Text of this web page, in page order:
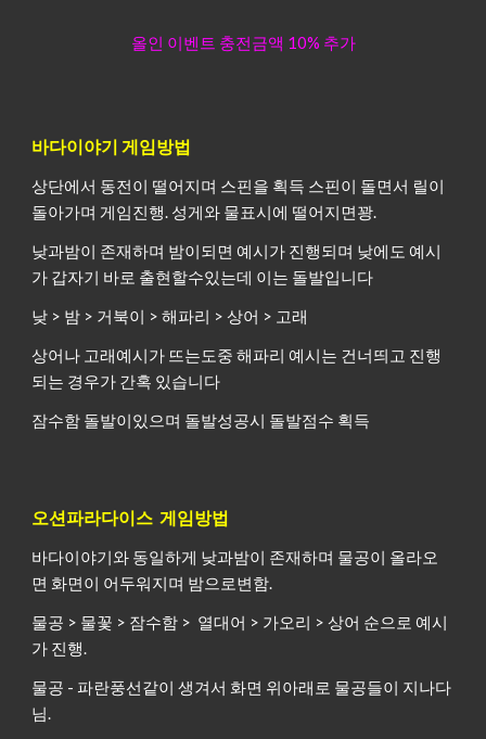
올인 이벤트 충전금액 10% 추가
바다이야기 게임방법
상단에서 동전이 떨어지며 스핀을 획득 스핀이 돌면서 릴이
돌아가며 게임진행. 성게와 물표시에 떨어지면꽝.
낮과밤이 존재하며 밤이되면 예시가 진행되며 낮에도 예시
가 갑자기 바로 출현할수있는데 이는 돌발입니다
낮 > 밤 > 거북이 > 해파리 > 상어 > 고래
상어나 고래예시가 뜨는도중 해파리 예시는 건너띄고 진행
되는 경우가 간혹 있습니다
잠수함 돌발이있으며 돌발성공시 돌발점수 획득
오션파라다이스 게임방법
바다이야기와 동일하게 낮과밤이 존재하며 물공이 올라오
면 화면이 어두워지며 밤으로변함.
물공 > 물꽃 > 잠수함 > 열대어 > 가오리 > 상어 순으로 예시
가 진행.
물공 - 파란풍선같이 생겨서 화면 위아래로 물공들이 지나다
님.